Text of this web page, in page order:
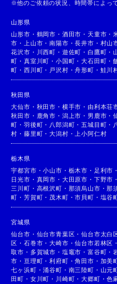
※他のご依頼の状況、時間帯によっ
山形県
山形市 ・ 鶴岡市 ・ 酒田市 ・ 天童市 ・
市 ・ 上山市 ・南陽市 ・長井市 ・ 村山
花沢市 ・ 川西町 ・ 遊佐町 ・ 白鷹町 ・
町 ・真室川町 ・小国町 ・大石田町 ・
町 ・西川町 ・ 戸沢村 ・舟形町 ・ 鮭川
秋田県
大仙市 ・ 秋田市 ・ 横手市 ・ 由利本荘
秋田市 ・ 鹿角市 ・ 潟上市 ・ 男鹿市 ・
町 ・羽後町 ・ 八郎潟町 ・五城目町 ・
村 ・藤里町 ・大潟村 ・ 上小阿仁村
栃木県
宇都宮市 ・小山市 ・ 栃木市 ・ 足利市
日光市 ・ 真岡市 ・ 大田原市 ・ 下野市 ・
三川町 ・ 高根沢町 ・ 那須烏山市 ・那
町 ・芳賀町 ・ 茂木町 ・市貝町 ・ 塩谷
宮城県
仙台市 ・ 仙台市青葉区 ・仙台市太白
区 ・石巻市 ・大崎市 ・仙台市若林区
取市 ・ 多賀城市 ・ 塩竈市 ・富谷町 ・
市 ・ 亘理町 ・利府町 ・角田市 ・ 加美
七ヶ浜町 ・涌谷町 ・ 南三陸町 ・ 山元
田町 ・ 女川町 ・ 川崎町 ・大郷町 ・色